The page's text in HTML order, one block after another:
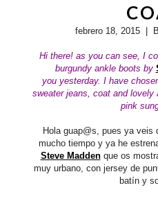
febrero 18, 2015 |
Hi there! as you can see, I
burgundy ankle boots by
you yesterday. I have
sweater jeans, coat and
pink
Hola guap@s, pues ya veis
mucho tiempo y ya he
Steve Maddenque os
muy urbano, con jersey de
batín y